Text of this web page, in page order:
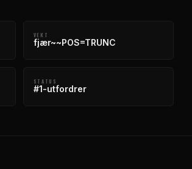
VEKT
fjær~~POS=TRUNC
STATUS
#1-utfordrer